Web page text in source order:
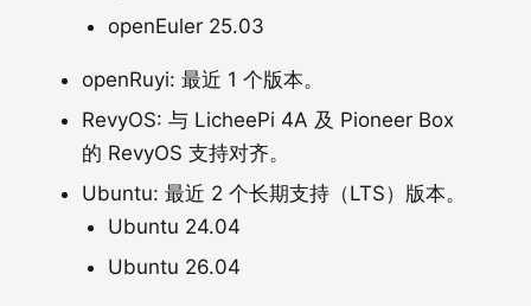
openEuler 25.03
openRuyi: 最近 1 个版本。
RevyOS: 与 LicheePi 4A 及 Pioneer Box
的 RevyOS 支持对齐。
Ubuntu: 最近 2 个长期支持（LTS）版本。
Ubuntu 24.04
Ubuntu 26.04